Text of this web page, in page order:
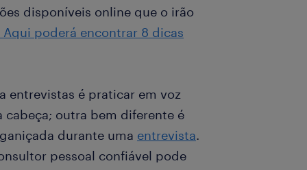
disponíveis online que o irão
Aqui poderá encontrar 8 dicas
entrevistas é praticar em voz
cabeça; outra bem diferente é
durante uma entrevista.
pessoal confiável pode